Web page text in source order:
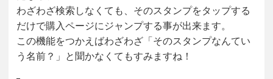
わざわざ検索しなくても、そのスタンプをタップする
だけで購入ページにジャンプする事が出来ます。
この機能をつかえばわざわざ「そのスタンプなんてい
う名前？」と聞かなくてもすみますね！